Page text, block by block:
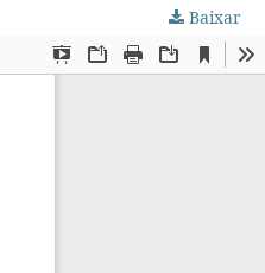
Baixar